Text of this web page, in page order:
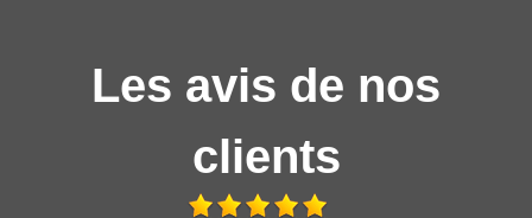
Les avis de nos
clients